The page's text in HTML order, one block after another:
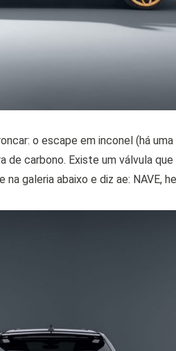
o escape em inconel (há
de carbono. Existe um válvula
galeria abaixo e diz ae: NAVE,